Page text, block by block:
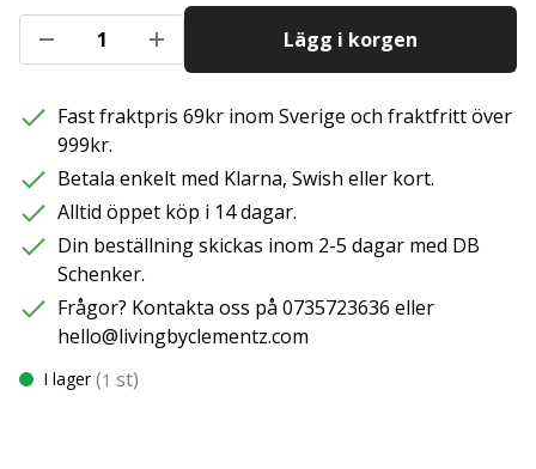
Lägg i korgen
Fast fraktpris 69kr inom Sverige och fraktfritt över
999kr.
Betala enkelt med Klarna, Swish eller kort.
Alltid öppet köp i 14 dagar.
Din beställning skickas inom 2-5 dagar med DB
Schenker.
Frågor? Kontakta oss på 0735723636 eller
hello@livingbyclementz.com
I lager (1 st)